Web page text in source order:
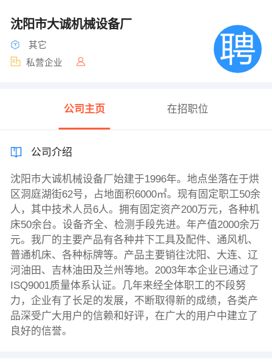
沈阳市大诚机械设备厂
其它
私营企业
公司主页 在招职位
公司介绍
沈阳市大诚机械设备厂始建于1996年。地点坐落在于烘
区洞庭湖街62号，占地面积6000㎡。现有固定职工50余
人，其中技术人员6人。拥有固定资产200万元，各种机
床50余台。设备齐全、检测手段先进。年产值2000余万
元。我厂的主要产品有各种井下工具及配件、通风机、
普通机床、各种标牌等。产品主要销往沈阳、大连、辽
河油田、吉林油田及兰州等地。2003年本企业已通过了
ISQ9001质量体系认证。几年来经全体职工的不段努
力，企业有了长足的发展，不断取得新的成绩，各类产
品深受广大用户的信赖和好评，在广大的用户中建立了
良好的信誉。